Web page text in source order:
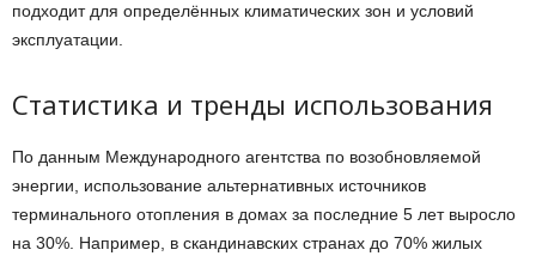
подходит для определённых климатических зон и условий
эксплуатации.
Статистика и тренды использования
По данным Международного агентства по возобновляемой
энергии, использование альтернативных источников
терминального отопления в домах за последние 5 лет выросло
на 30%. Например, в скандинавских странах до 70% жилых